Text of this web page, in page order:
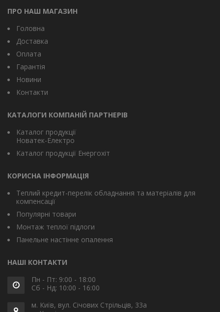
ПРО НАШ МАГАЗИН
Головна
Доставка
Оплата
Гарантія
Новини
Контакти
КАТАЛОГИ КОМПАНІЙ ПАРТНЕРІВ
Каталог продукції
Новатек-Електро
Каталог продукції Енергохіт
КОРИСНА ІНФОРМАЦІЯ
Теплий кредит-перелік обладнання та матеріалів для
компенсації
Популярні товари
Монтаж теплої підлоги
Панельне настінне опалення
НАШІ КОНТАКТИ
Пн - Пт: 9:00 - 18:00
Сб - Нд: 10:00 - 16:00
м. Київ, вул. Січових Стрільців, 33а